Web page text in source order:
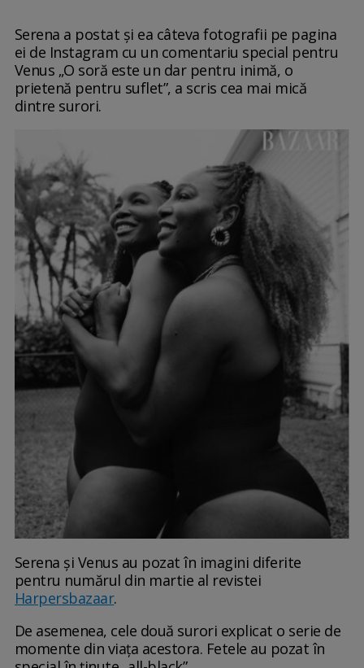
Serena a postat și ea câteva fotografii pe pagina
ei de Instagram cu un comentariu special pentru
Venus „O soră este un dar pentru inimă, o
prietenă pentru suflet”, a scris cea mai mică
dintre surori.
Serena și Venus au pozat în imagini diferite
pentru numărul din martie al revistei
Harpersbazaar.
De asemenea, cele două surori explicat o serie de
momente din viața acestora. Fetele au pozat în